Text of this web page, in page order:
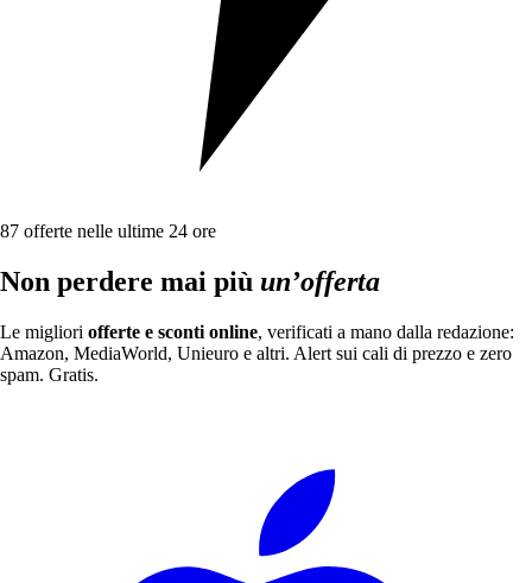
87 offerte nelle ultime 24 ore
Non perdere mai più un’offerta
Le migliori offerte e sconti online, verificati a mano dalla redazione:
Amazon, MediaWorld, Unieuro e altri. Alert sui cali di prezzo e zero
spam. Gratis.